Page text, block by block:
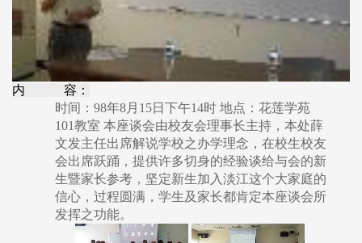
内 容：
时间：98年8月15日下午14时 地点：花莲学苑
101教室 本座谈会由校友会理事长主持，本处薛
文发主任出席解说学校之办学理念，在校生校友
会出席跃踊，提供许多切身的经验谈给与会的新
生暨家长参考，坚定新生加入淡江这个大家庭的
信心，过程圆满，学生及家长都肯定本座谈会所
发挥之功能。